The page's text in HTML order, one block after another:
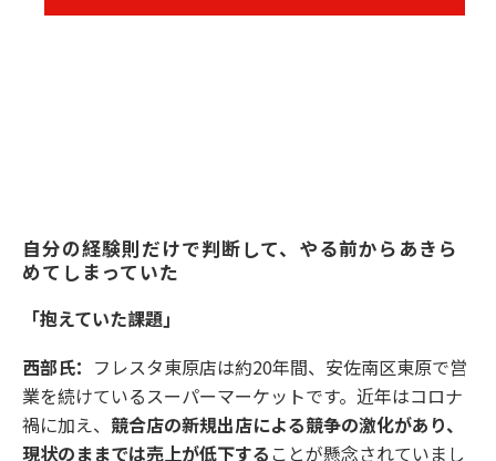
自分の経験則だけで判断して、やる前からあきら
めてしまっていた
「抱えていた課題」
西部氏： フレスタ東原店は約20年間、安佐南区東原で営
業を続けているスーパーマーケットです。近年はコロナ
禍に加え、 競合店の新規出店による競争の激化があり、
現状のままでは売上が低下する ことが懸念されていまし